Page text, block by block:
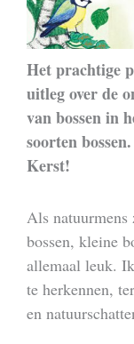
Het prachtige
uitleg over de
van bossen in
soorten
Kerst!
Als natuurmens
bossen, kleine
allemaal leuk.
te herkennen,
en